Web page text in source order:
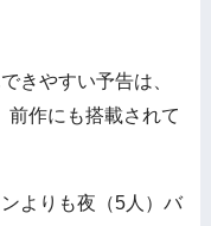
きやすい予告は、
前作にも搭載されて
よりも夜（5人）バ